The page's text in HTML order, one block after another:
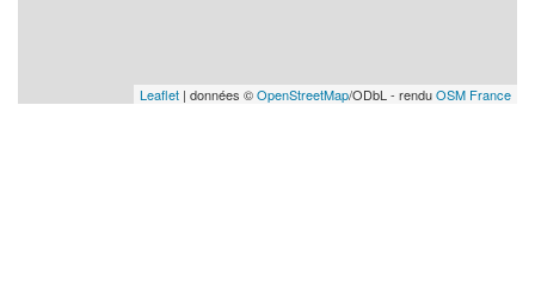
Leaflet | données ©OpenStreetMap/ODbL - renduOSM France